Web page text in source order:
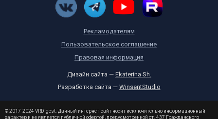
Рекламодателям
Пользовательское соглашение
Правовая информация
Дизайн сайта — Ekaterina Sh.
Разработка сайта — WinsentStudio
© 2017-2024 VRDigest. Данный интернет-сайт носит исключительно информационный
характер и не является публичной офертой, предусмотренной ст. 437 Гражданского